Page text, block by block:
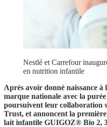
Nestlé et Carrefour
en nutrition infantile
Après avoir donné naissance
marque nationale avec la
poursuivent leur collaboration
Trust, et annoncent la
lait infantile GUIGOZ® Bio 2,